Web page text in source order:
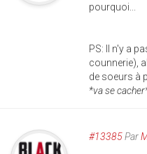
pourquoi...
PS: Il n'y a
counnerie),
de soeurs à
*va se
#13385Par